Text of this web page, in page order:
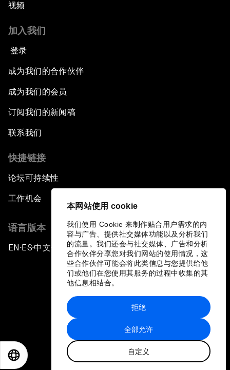
本网站使用 cookie
我们使用 Cookie 来制作贴合用户需求的内
容与广告、提供社交媒体功能以及分析我们
的流量。我们还会与社交媒体、广告和分析
合作伙伴分享您对我们网站的使用情况，这
些合作伙伴可能会将此类信息与您提供给他
们或他们在您使用其服务的过程中收集的其
他信息相结合。
全部允许
自定义
拒绝
视频
加入我们
登录
成为我们的合作伙伴
成为我们的会员
订阅我们的新闻稿
联系我们
快捷链接
论坛可持续性
工作机会
语言版本
EN ▪ES▪中文▪ 日本語
站点地图
世界经济论坛